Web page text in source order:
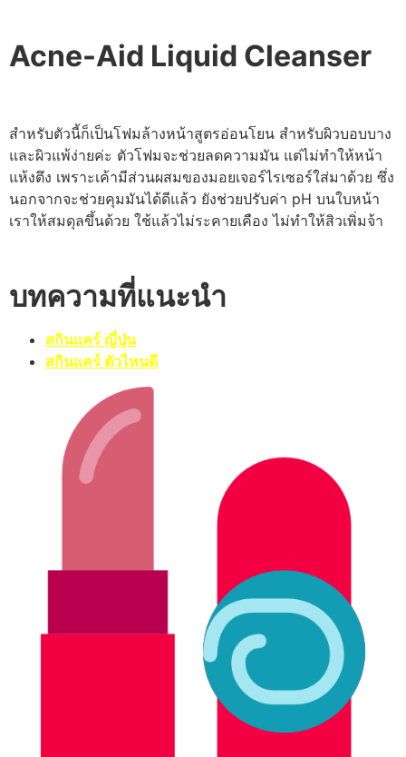
Acne-Aid Liquid Cleanser
สำหรับตัวนี้ก็เป็นโฟมล้างหน้าสูตรอ่อนโยน สำหรับผิวบอบบาง
และผิวแพ้ง่ายค่ะ ตัวโฟมจะช่วยลดความมัน แต่ไม่ทำให้หน้า
แห้งตึง เพราะเค้ามีส่วนผสมของมอยเจอร์ไรเซอร์ใส่มาด้วย ซึ่ง
นอกจากจะช่วยคุมมันได้ดีแล้ว ยังช่วยปรับค่า pH บนใบหน้า
เราให้สมดุลขึ้นด้วย ใช้แล้วไม่ระคายเคือง ไม่ทำให้สิวเพิ่มจ้า
บทความที่แนะนำ
สกินแคร์ ญี่ปุ่น
สกินแคร์ ตัวไหนดี